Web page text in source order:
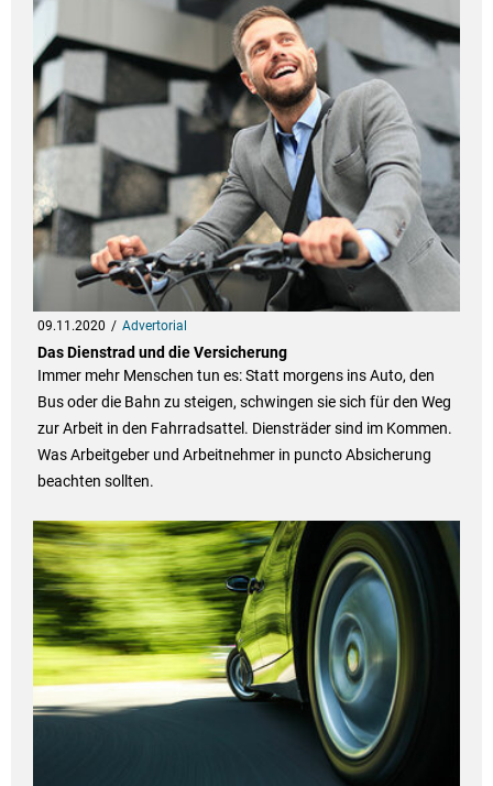
09.11.2020 Advertorial
Das Dienstrad und die Versicherung
Immer mehr Menschen tun es: Statt morgens ins Auto, den
Bus oder die Bahn zu steigen, schwingen sie sich für den Weg
zur Arbeit in den Fahrradsattel. Diensträder sind im Kommen.
Was Arbeitgeber und Arbeitnehmer in puncto Absicherung
beachten sollten.